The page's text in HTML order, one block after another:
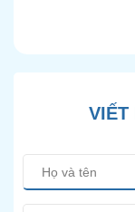
VIẾT